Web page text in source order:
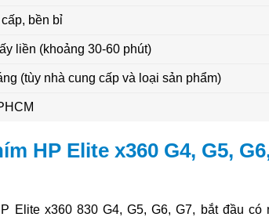
bền bỉ
liền (khoảng 30-60 phút)
(tùy nhà cung cấp và loại sản phẩm)
HP Elite x360 G4, G5,
Elite x360 830 G4, G5, G6, G7, bắt đầu có